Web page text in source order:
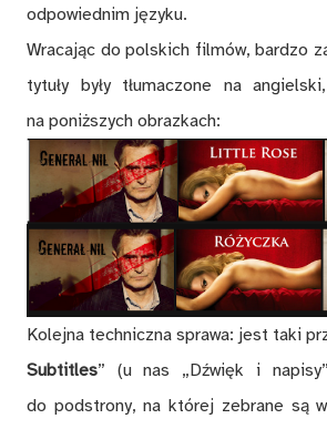
odpowiednim języku.
Wracając do polskich filmów, bardzo
tytuły były tłumaczone na
na poniższych obrazkach:
Kolejna techniczna sprawa: jest taki
Subtitles” (u nas „Dźwięk i
do podstrony, na której zebrane są